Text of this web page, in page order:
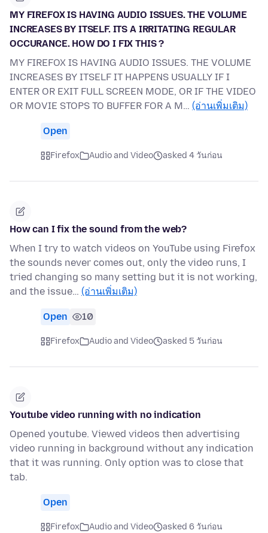
MY FIREFOX IS HAVING AUDIO ISSUES. THE VOLUME
INCREASES BY ITSELF. ITS A IRRITATING REGULAR
OCCURANCE. HOW DO I FIX THIS ?
MY FIREFOX IS HAVING AUDIO ISSUES. THE VOLUME
INCREASES BY ITSELF IT HAPPENS USUALLY IF I
ENTER OR EXIT FULL SCREEN MODE, OR IF THE VIDEO
OR MOVIE STOPS TO BUFFER FOR A M… (อ่านเพิ่มเติม)
Open
Firefox Audio and Video asked 4 วันก่อน
How can I fix the sound from the web?
When I try to watch videos on YouTube using Firefox
the sounds never comes out, only the video runs, I
tried changing so many setting but it is not working,
and the issue… (อ่านเพิ่มเติม)
Open 10
Firefox Audio and Video asked 5 วันก่อน
Youtube video running with no indication
Opened youtube. Viewed videos then advertising
video running in background without any indication
that it was running. Only option was to close that
tab.
Open
Firefox Audio and Video asked 6 วันก่อน